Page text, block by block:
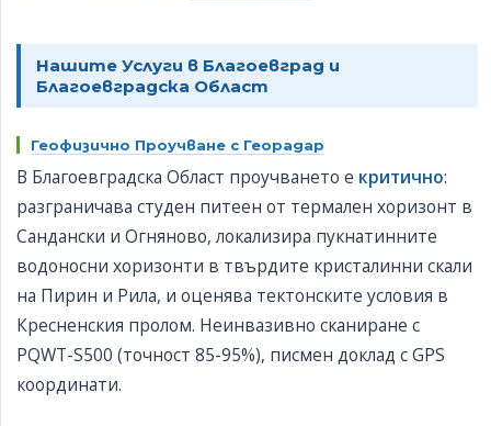
Нашите Услуги в Благоевград и
Благоевградска Област
Геофизично Проучване с Георадар
В Благоевградска Област проучването е критично:
разграничава студен питеен от термален хоризонт в
Сандански и Огняново, локализира пукнатинните
водоносни хоризонти в твърдите кристалинни скали
на Пирин и Рила, и оценява тектонските условия в
Кресненския пролом. Неинвазивно сканиране с
PQWT-S500 (точност 85-95%), писмен доклад с GPS
координати.